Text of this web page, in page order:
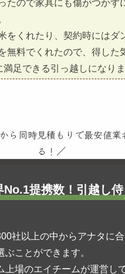
たので家具にも傷がつかず
をくれたり、契約時にはダ
無料でくれたので、得した
足できる引っ越しになりま
ら同時見積もりで最安値業
る！／
No.1提携数！引越し侍
社以上の中からアナタに
ぶことができます。
上場のエイチームが運営し